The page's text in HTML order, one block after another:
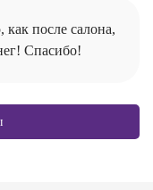
после салона,
Спасибо!